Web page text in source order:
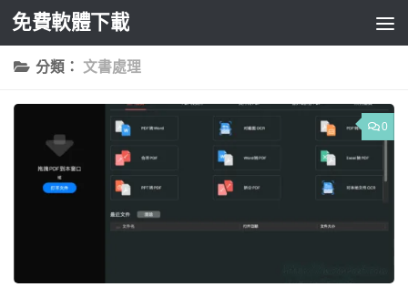
Skip to content
免費軟體下載
分類： 文書處理
0